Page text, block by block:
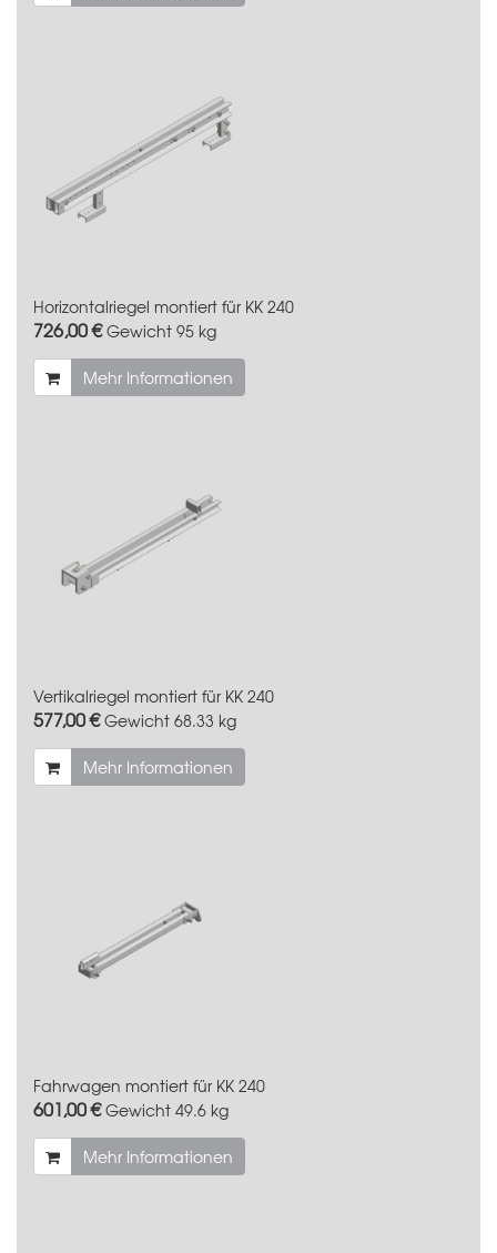
Horizontalriegel montiert für KK 240
726,00 €Gewicht 95 kg
Mehr Informationen
Vertikalriegel montiert für KK 240
577,00 €Gewicht 68.33 kg
Mehr Informationen
Fahrwagen montiert für KK 240
601,00 €Gewicht 49.6 kg
Mehr Informationen